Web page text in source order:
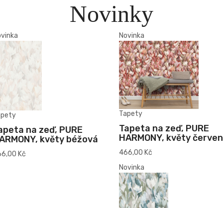
Novinky
na zeď, PURE
květy béžová
Kč
Novinka
Tapety
Tapeta na zeď, PURE
HARMONY, květy
466,00 Kč
Novinka